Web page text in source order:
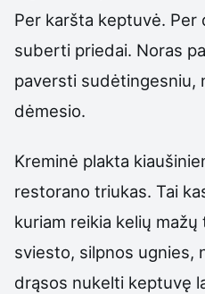
Per karšta keptuvė. Per
suberti priedai. Noras
paversti sudėtingesniu,
dėmesio.
Kreminė plakta
restorano triukas. Tai
kuriam reikia kelių
sviesto, silpnos ugnies,
drąsos nukelti keptuvę